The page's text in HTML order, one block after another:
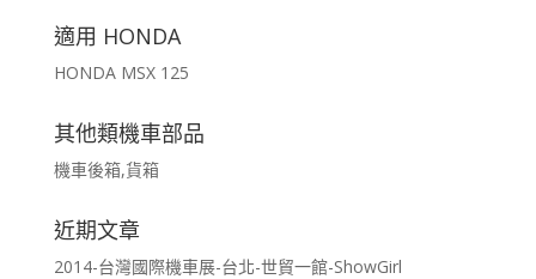
適用 HONDA
HONDA MSX 125
其他類機車部品
機車後箱,貨箱
近期文章
2014-台灣國際機車展-台北-世貿一館-ShowGirl